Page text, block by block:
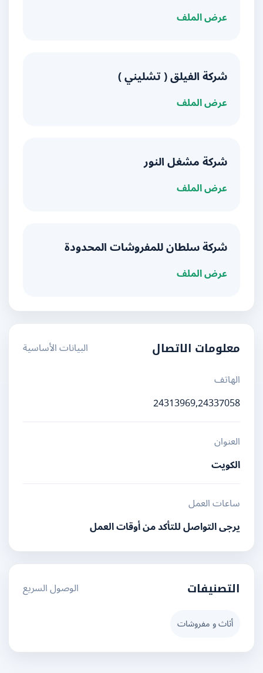
عرض الملف
شركة الفيلق ( تشليني )
عرض الملف
شركة مشغل النور
عرض الملف
شركة سلطان للمفروشات المحدودة
عرض الملف
معلومات الاتصال
البيانات الأساسية
الهاتف
24313969,24337058
العنوان
الكويت
ساعات العمل
يرجى التواصل للتأكد من أوقات العمل
التصنيفات الوصول السريع
أثاث و مفروشات